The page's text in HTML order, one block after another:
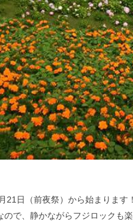
21日（前夜祭）から始ま ります
ので、静かながらフジロックも